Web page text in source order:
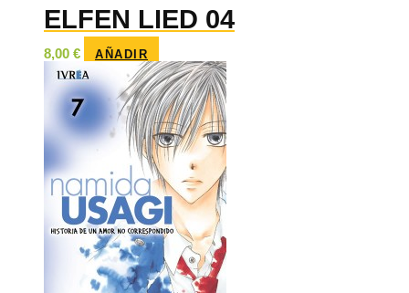
ELFEN LIED 04
8,00 € AÑADIR